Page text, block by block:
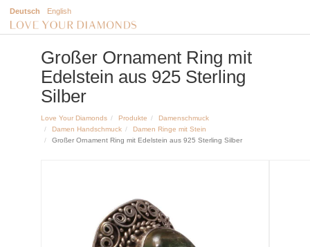
Deutsch English
Großer Ornament Ring mit
Edelstein aus 925 Sterling
Silber
Love Your Diamonds Produkte
Damenschmuck
Damen Handschmuck
Damen Ringe mit Stein
Großer Ornament Ring mit Edelstein aus 925 Sterling Silber